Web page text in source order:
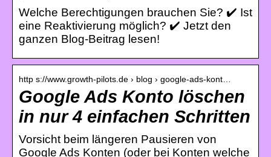
Welche Berechtigungen brauchen Sie? ✔️ Ist
eine Reaktivierung möglich? ✔️ Jetzt den
ganzen Blog-Beitrag lesen!
http s://www.growth-pilots.de › blog › google-ads-kont…
Google Ads Konto löschen
in nur 4 einfachen Schritten
Vorsicht beim längeren Pausieren von
Google Ads Konten (oder bei Konten welche